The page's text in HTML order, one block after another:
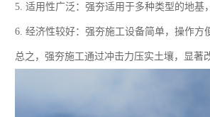
5. 适用性广泛：强夯适用于多种类型的地基
6. 经济性较好：强夯施工设备简单，操作方
总之，强夯施工通过冲击力压实土壤，显著